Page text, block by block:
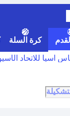
كرة السلة
آسيا للاتحاد